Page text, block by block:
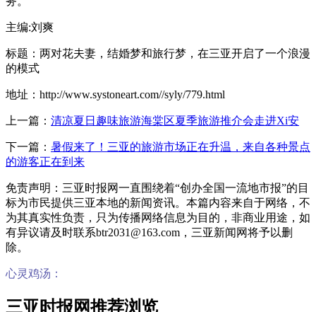
主编:刘爽
标题：两对花夫妻，结婚梦和旅行梦，在三亚开启了一个浪漫
的模式
地址：http://www.systoneart.com//syly/779.html
上一篇： 清凉夏日趣味旅游海棠区夏季旅游推介会走进Xi安
下一篇： 暑假来了！三亚的旅游市场正在升温，来自各种景点
的游客正在到来
免责声明：三亚时报网一直围绕着“创办全国一流地市报”的目
标为市民提供三亚本地的新闻资讯。本篇内容来自于网络，不
为其真实性负责，只为传播网络信息为目的，非商业用途，如
有异议请及时联系btr2031@163.com，三亚新闻网将予以删
除。
心灵鸡汤：
三亚时报网推荐浏览